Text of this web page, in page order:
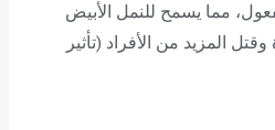
مما يسمح للنمل الأبيض
المزيد من الأفراد (تأثير